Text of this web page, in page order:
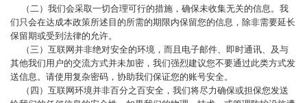
（二）我们会采取一切合理可行的措施，确保未收集无关的信息。我
们只会在达成本政策所述目的所需的期限内保留您的信息，除非需要延长
保留期或受到法律的允许。
（三）互联网并非绝对安全的环境，而且电子邮件、即时通讯、及与
其他我们用户的交流方式并未加密，我们强烈建议您不要通过此类方式发
送信息。请使用复杂密码，协助我们保证您的账号安全。
（四）互联网环境并非百分之百安全，我们将尽力确保或担保您发送